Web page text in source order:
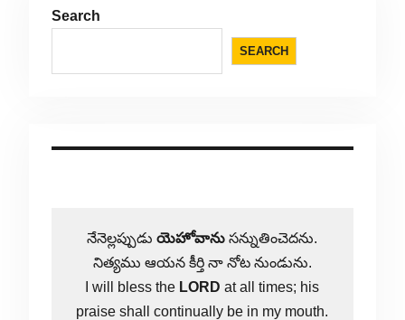
Search
SEARCH
నేనెల్లప్పుడుయెహోవాను సన్నుతించెదను.
నిత్యము ఆయన కీర్తి నా నోట నుండును.
I will bless the LORD at all times; his
praise shall continually be in my mouth.